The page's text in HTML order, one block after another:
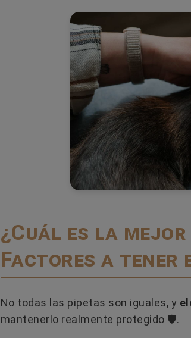
¿Cuál es la
Factores a tener
No todas las pipetas son iguales, y
mantenerlo realmente protegido 🛡️.